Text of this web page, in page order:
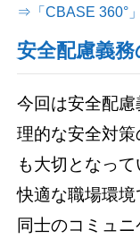
⇒「CBASE 360°
安全配慮義
今回は安全配
理的な安全対
も大切となって
快適な職場環
同士のコミュ